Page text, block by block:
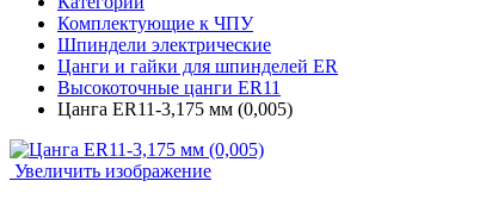
Комплектующие к ЧПУ
Шпиндели электрические
Цанги и гайки для шпинделей ER
Высокоточные цанги ER11
Цанга ER11-3,175 мм (0,005)
Увеличить изображение